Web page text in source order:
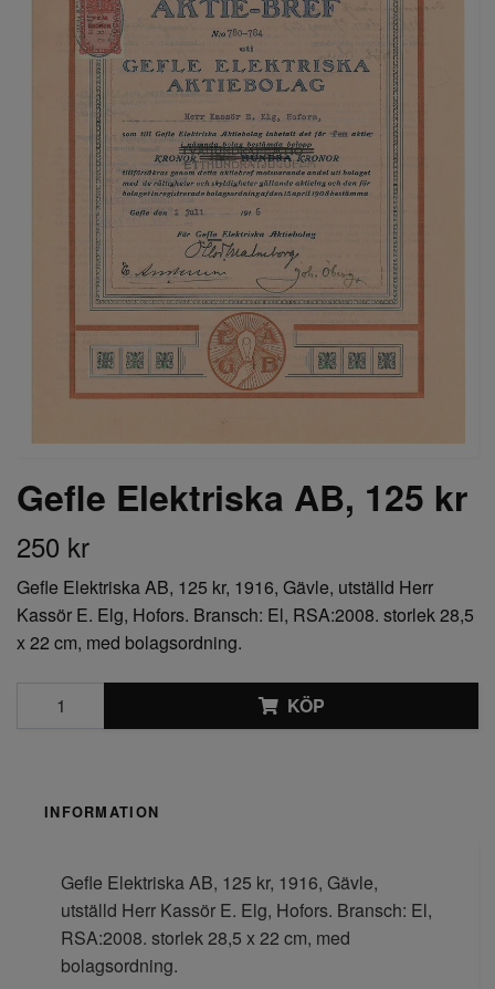
Gefle Elektriska AB, 125 kr
250 kr
Gefle Elektriska AB, 125 kr, 1916, Gävle, utställd Herr
Kassör E. Elg, Hofors. Bransch: El, RSA:2008. storlek 28,5
x 22 cm, med bolagsordning.
KÖP
INFORMATION
Gefle Elektriska AB, 125 kr, 1916, Gävle,
utställd Herr Kassör E. Elg, Hofors. Bransch: El,
RSA:2008. storlek 28,5 x 22 cm, med
bolagsordning.